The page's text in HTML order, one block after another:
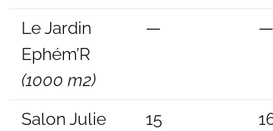
Le Jardin
Ephém’R
(1000 m2)
— —
Salon Julie 15